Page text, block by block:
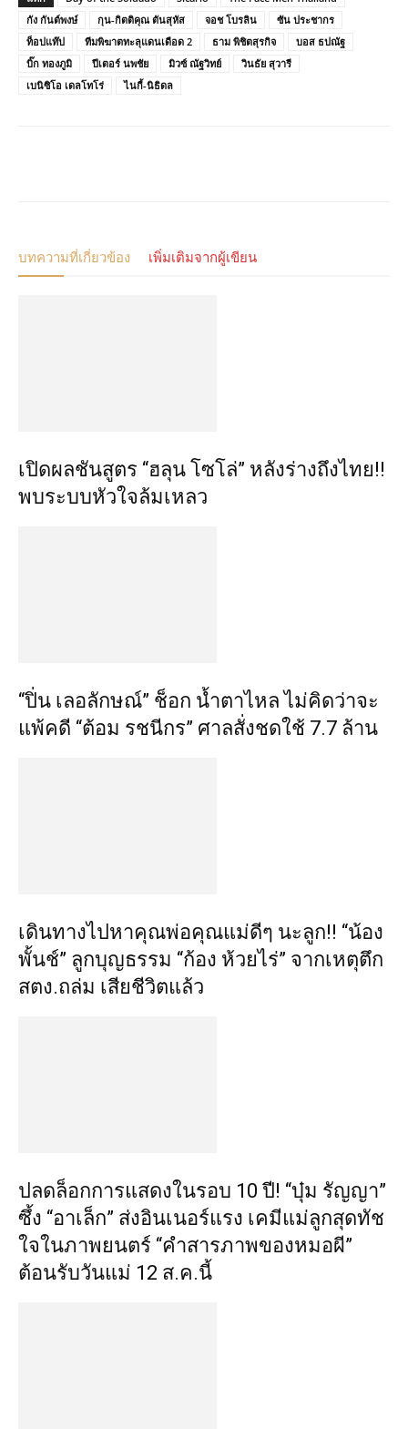
กัง กันต์พงษ์
กุน-กิตติคุณ ตันสุหัส จอช โบรลิน
ซัน ประชากร
ท็อปแท๊ป
ทีมพิฆาตทะลุแดนเดือด 2 ธาม พิชิตสุรกิจ
บอส ธปณัฐ
บิ๊ก ทองภูมิ
ปีเตอร์ นพชัย มิวซ์ ณัฐวิทย์
วินธัย สุวารี
เบนิซิโอ เดลโทโร่
ไนกี้-นิธิดล
บทความที่เกี่ยวข้อง เพิ่มเติมจากผู้เขียน
เปิดผลชันสูตร “ฮลุน โซโล่” หลังร่างถึงไทย!!
พบระบบหัวใจล้มเหลว
“ปิ่น เลอลักษณ์” ช็อก น้ำตาไหล ไม่คิดว่าจะ
แพ้คดี “ต้อม รชนีกร” ศาลสั่งชดใช้ 7.7 ล้าน
เดินทางไปหาคุณพ่อคุณแม่ดีๆ นะลูก!! “น้อง
พั้นช์” ลูกบุญธรรม “ก้อง ห้วยไร่” จากเหตุตึก
สตง.ถล่ม เสียชีวิตแล้ว
ปลดล็อกการแสดงในรอบ 10 ปี! “บุ๋ม รัญญา”
ซึ้ง “อาเล็ก” ส่งอินเนอร์แรง เคมีแม่ลูกสุดทัช
ใจในภาพยนตร์ “คำสารภาพของหมอผี”
ต้อนรับวันแม่ 12 ส.ค.นี้